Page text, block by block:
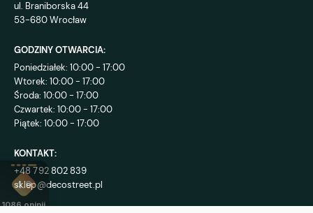
ul. Braniborska 44
53-680 Wrocław
GODZINY OTWARCIA:
Poniedziałek: 10:00 - 17:00
Wtorek: 10:00 - 17:00
Środa: 10:00 - 17:00
Czwartek: 10:00 - 17:00
Piątek: 10:00 - 17:00
KONTAKT:
+48 792 802 839
sklep@decostreet.pl
4.9
1086 opinii